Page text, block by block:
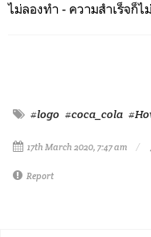
ไม่ลองทำ - ความสำเร็จก็ไ
#logo #coca_cola
17th March 2020, 7:47 am
Report